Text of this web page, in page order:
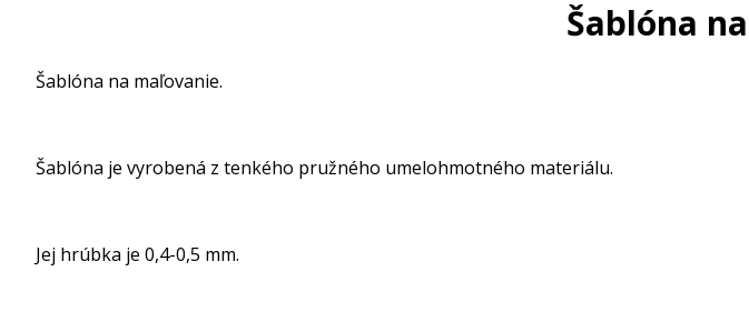
Šablóna
Šablóna na maľovanie.
Šablóna je vyrobená z tenkého pružného umelohmotného materiálu.
Jej hrúbka je 0,4-0,5 mm.